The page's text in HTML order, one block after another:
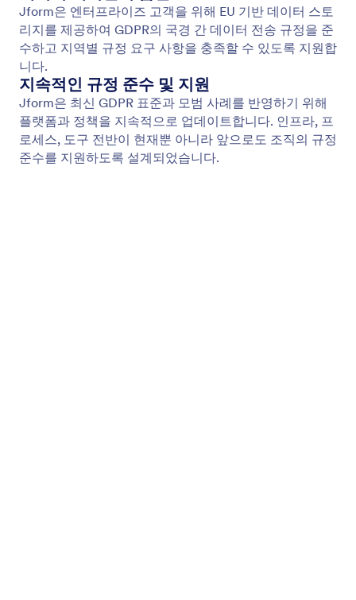
PCI 준수
Jform 워크플로우는 PCI 준수 결제 처리를 지원하여
40개 이상의 결제 게이트웨이에서 거래를 안전하게
수집하고 관리할 수 있습니다.